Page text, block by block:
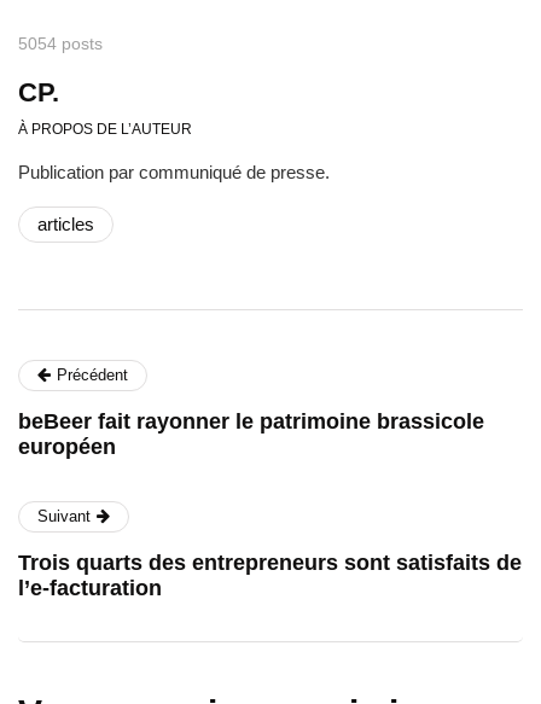
5054 posts
CP.
À PROPOS DE L’AUTEUR
Publication par communiqué de presse.
articles
Précédent
beBeer fait rayonner le patrimoine brassicole
européen
Suivant
Trois quarts des entrepreneurs sont satisfaits de
l’e-facturation